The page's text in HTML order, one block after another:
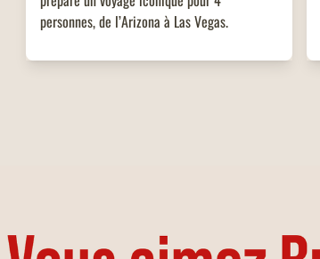
personnes, de l’Arizona à Las Vegas.